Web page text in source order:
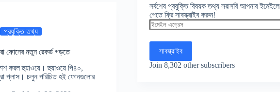
প্রযুক্তি তথ্য
ফোনের নতুন রেকর্ড গড়তে
করল হুয়াওয়ে। হুয়াওয়ে পি৪০,
প্লাস। চলুন পরিচিত হই ফোনগুলোর
সর্বশেষ প্রযুক্তি বিষয়ক তথ্য সরাসরি আপনার ইমেইলে
পেতে ফ্রি সাবস্ক্রাইব করুন!
ইমেইল
এড্রেস
সাবস্ক্রাইব
Join 8,302 other subscribers